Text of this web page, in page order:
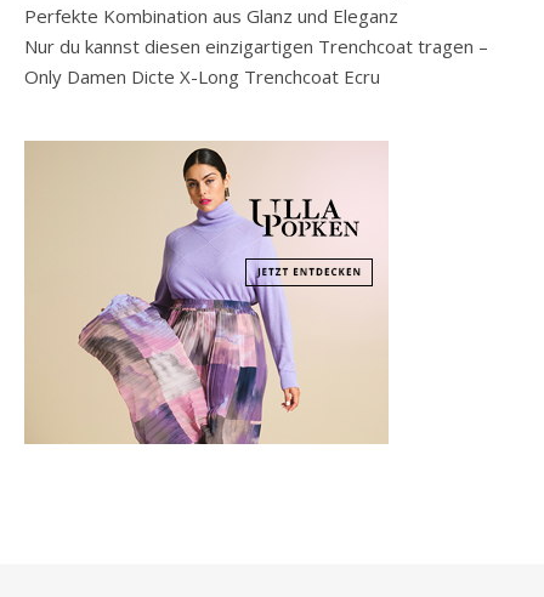
Perfekte Kombination aus Glanz und Eleganz
Nur du kannst diesen einzigartigen Trenchcoat tragen –
Only Damen Dicte X-Long Trenchcoat Ecru